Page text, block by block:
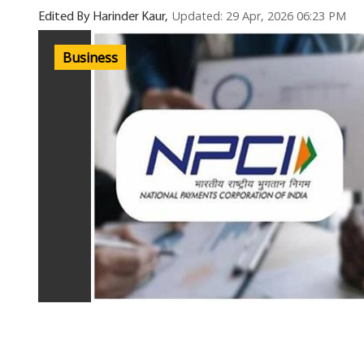
Edited By Harinder Kaur, Updated: 29 Apr, 2026 06:23 PM
Business